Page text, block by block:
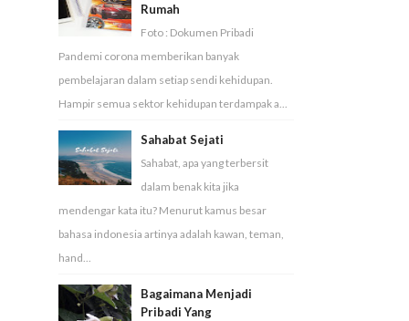
Rumah
Foto : Dokumen Pribadi
Pandemi corona memberikan banyak
pembelajaran dalam setiap sendi kehidupan.
Hampir semua sektor kehidupan terdampak a...
Sahabat Sejati
Sahabat, apa yang terbersit
dalam benak kita jika
mendengar kata itu? Menurut kamus besar
bahasa indonesia artinya adalah kawan, teman,
hand...
Bagaimana Menjadi
Pribadi Yang